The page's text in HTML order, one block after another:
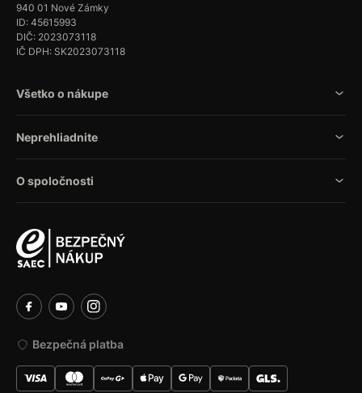
940 01 Nové Zámky
ID: 45615993
DIČ: 2023073118
IČ DPH: SK2023073118
Všetko o nákupe
Neprehliadnite
O spoločnosti
Bezpečná platba